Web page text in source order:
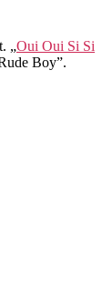
„Oui Oui Si Si
Boy”.